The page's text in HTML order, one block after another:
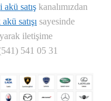
akü satış kanalımızdan
satışı sayesinde
iletişime
541 05 31